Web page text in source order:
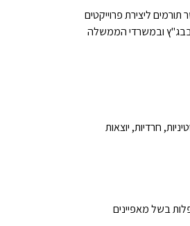
ליצירת פרוייקטים
בבג"ץ ובמשרדי הממשלה
חרדיות, יוצאות
של נשים המופלות בשל מאפיינים